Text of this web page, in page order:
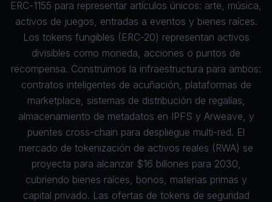
ERC-1155 para representar artículos únicos: arte, música,
activos de juegos, entradas a eventos y bienes raíces.
Los tokens fungibles (ERC-20) representan activos
divisibles como moneda, acciones o puntos de
recompensa. Construimos la infraestructura para ambos:
contratos inteligentes de acuñación, plataformas de
marketplace, sistemas de distribución de regalías,
almacenamiento de metadatos en IPFS y Arweave, y
puentes cross-chain para despliegue multi-red. El
mercado de tokenización de activos reales (RWA) se
proyecta para alcanzar $16 billones para 2030,
cubriendo bienes raíces, bonos, materias primas y
capital privado. Las ofertas de tokens de seguridad